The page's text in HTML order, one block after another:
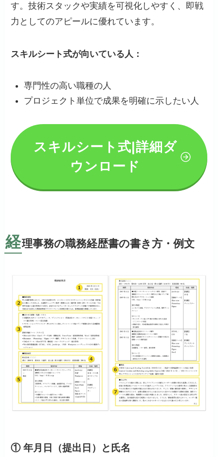
す。技術スタックや実績を可視化しやすく、即戦
力としてのアピールに優れています。
スキルシート式が向いている人：
専門性の高い職種の人
プロジェクト単位で成果を明確に示したい人
スキルシート式 |詳細ダ
ウンロード
経理事務の職務経歴書の書き方・例文
① 年月日（提出日）と氏名